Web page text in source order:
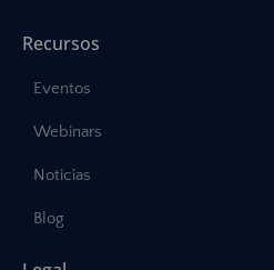
Recursos
Eventos
Webinars
Noticias
Blog